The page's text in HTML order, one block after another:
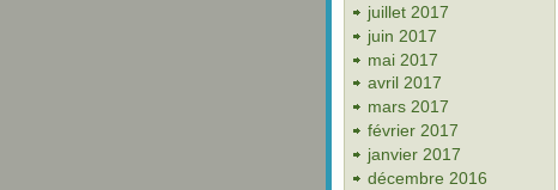
juillet 2017
juin 2017
mai 2017
avril 2017
mars 2017
février 2017
janvier 2017
décembre 2016